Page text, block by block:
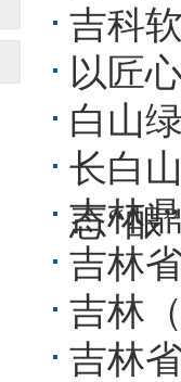
吉科
以匠
白山
长白
态“酿
吉林
吉林
吉林
吉林